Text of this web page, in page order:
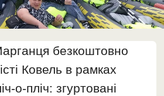
безкоштовно
Ковель в рамках
о-пліч: згуртовані